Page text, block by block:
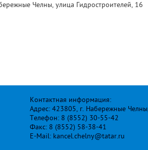
Челны, улица Гидростроителей, 16
Контактная информация:
Адрес: 423805, г. Набережные
Телефон: 8 (8552) 30-55-42
Факс: 8 (8552) 58-38-41
E-Mail: kancel.chelny@tatar.ru